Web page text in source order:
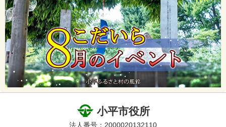
小平市役所
法人番号：2000020132110